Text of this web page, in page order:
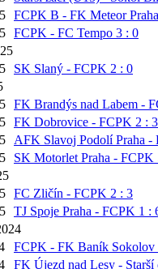
FCPK B - FK Meteor
FCPK - FC Tempo 3 : 0
SK Slaný - FCPK 2 : 0
FK Brandýs nad Labem -
FK Dobrovice - FCPK 2 : 3
AFK Slavoj Podolí Praha -
SK Motorlet Praha - FCPK
FC Zličín - FCPK 2 : 3
TJ Spoje Praha - FCPK 1 :
FCPK - FK Baník Sokolov
FK Újezd nad Lesy -